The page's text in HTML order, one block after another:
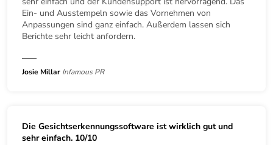
Ein- und Ausstempeln sowie das Vornehmen von
Anpassungen sind ganz einfach. Außerdem lassen sich
Berichte sehr leicht anfordern.
Josie Millar Infamous PR
Die Gesichtserkennungssoftware ist wirklich gut und
sehr einfach. 10/10